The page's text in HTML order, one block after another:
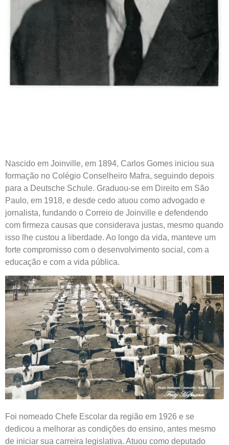
Nascido em Joinville, em 1894, Carlos Gomes iniciou sua
formação no Colégio Conselheiro Mafra, seguindo depois
para a Deutsche Schule. Graduou-se em Direito em São
Paulo, em 1918, e desde cedo atuou como advogado e
jornalista, fundando o Correio de Joinville e defendendo
com firmeza causas que considerava justas, mesmo quando
isso lhe custou a liberdade. Ao longo da vida, manteve um
forte compromisso com o desenvolvimento social, com a
educação e com a vida pública.
Foi nomeado Chefe Escolar da região em 1926 e se
dedicou a melhorar as condições do ensino, antes mesmo
de iniciar sua carreira legislativa. Atuou como deputado